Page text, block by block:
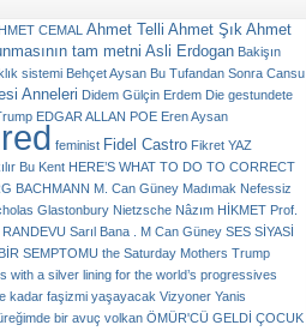
CEMAL Ahmet Telli Ahmet Şık Ahmet
tam metni Asli Erdogan Bakişın
sistemi Behçet Aysan Bu Tufandan Sonra Cansu
Anneleri Didem Gülçin Erdem Die gestundete
EDGAR ALLAN POE Eren Aysan
feminist Fidel Castro Fikret YAZ
Bu Kent HERE’S WHAT TO DO TO CORRECT
BACHMANN M. Can Güney Madımak Nefessiz
Glastonbury Nietzsche Nâzım HİKMET Prof.
RANDEVU Sarıl Bana . M Can Güney SES SİYASİ
SEMPTOMU the Saturday Mothers Trump
with a silver lining for the world’s progressives
kadar faşizmi yaşayacak Vizyoner Yanis
bir avuç volkan ÖMÜR'CÜ GELDİ ÇOCUK